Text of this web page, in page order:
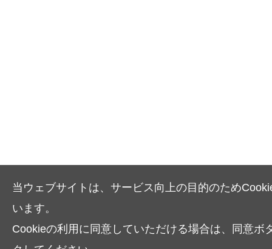
当ウェブサイトは、サービス向上の目的のため
います。
Cookieの利用に同意していただける場合は、同意ボ